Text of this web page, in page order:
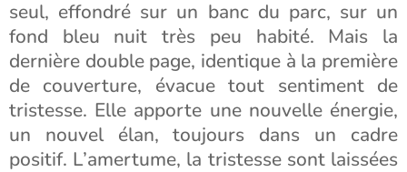
seul, effondré sur un banc du parc, sur un
fond bleu nuit très peu habité. Mais la
dernière double page, identique à la première
de couverture, évacue tout sentiment de
tristesse. Elle apporte une nouvelle énergie,
un nouvel élan, toujours dans un cadre
positif. L’amertume, la tristesse sont laissées